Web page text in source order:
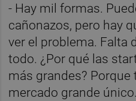
- Hay mil formas.
cañonazos, pero hay
ver el problema. Falta
todo. ¿Por qué las
más grandes?
mercado grande